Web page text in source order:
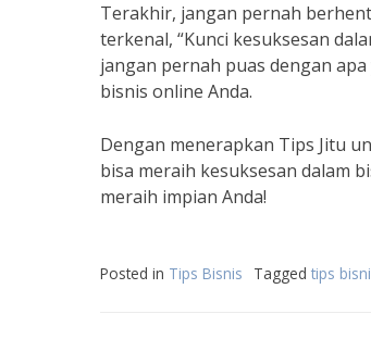
Terakhir, jangan pernah
terkenal, “Kunci kesuksesan
jangan pernah puas dengan
bisnis online Anda.
Dengan menerapkan Tips Jitu
bisa meraih kesuksesan dalam
meraih impian Anda!
Posted in Tips Bisnis Tagged tips